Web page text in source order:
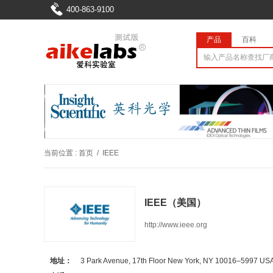
400-863-9100
产品 百科
当前位置 : 首页 / IEEE
IEEE（美国）
http://www.ieee.org
地址：
3 Park Avenue, 17th Floor New York, NY 10016–5997